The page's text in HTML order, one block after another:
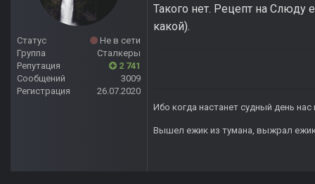
Статус
Не в сети
Группа
Сталкеры
Репутация
2 741
Сообщений
3009
Регистрация
26.07.2020
Такого нет. Рецепт на Слюду
какой).
Ибо когда настанет судный день
Вышел ежик из тумана, выжрал ежик